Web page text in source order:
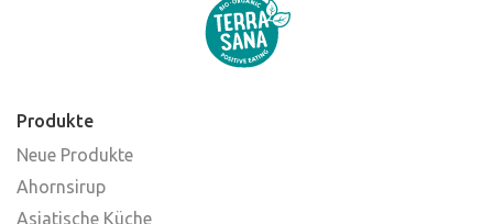
Produkte
Neue Produkte
Ahornsirup
Asiatische Küche